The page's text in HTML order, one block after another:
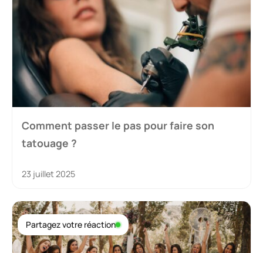
Comment passer le pas pour faire son
tatouage ?
23 juillet 2025
Partagez votre réaction